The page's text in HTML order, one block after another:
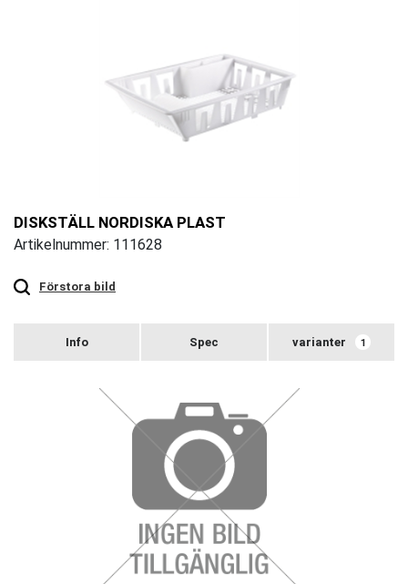
DISKSTÄLL NORDISKA PLAST
Artikelnummer: 111628
Förstora bild
zoom
varianter 1